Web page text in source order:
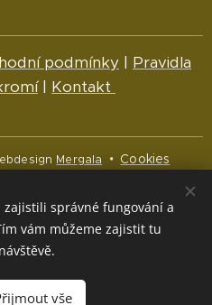
podmínky | Pravidla
| Kontakt
Mergala Cookies
English
kr EUR €
zajistili správné fungování a
vám můžeme zajistit tu
vše